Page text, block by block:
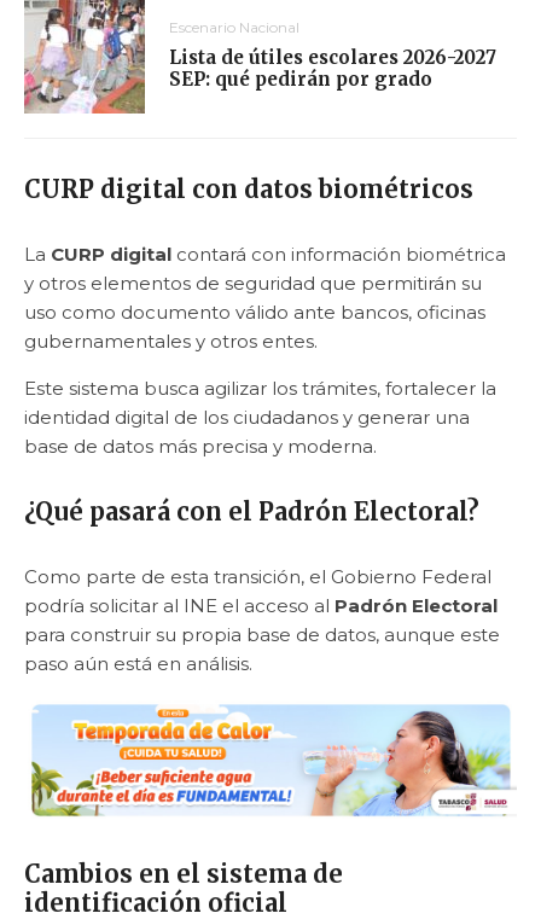
Escenario Nacional
Lista de útiles escolares 2026-2027
SEP: qué pedirán por grado
CURP digital con datos biométricos
La CURP digital contará con información biométrica
y otros elementos de seguridad que permitirán su
uso como documento válido ante bancos, oficinas
gubernamentales y otros entes.
Este sistema busca agilizar los trámites, fortalecer la
identidad digital de los ciudadanos y generar una
base de datos más precisa y moderna.
¿Qué pasará con el Padrón Electoral?
Como parte de esta transición, el Gobierno Federal
podría solicitar al INE el acceso al Padrón Electoral
para construir su propia base de datos, aunque este
paso aún está en análisis.
Cambios en el sistema de
identificación oficial